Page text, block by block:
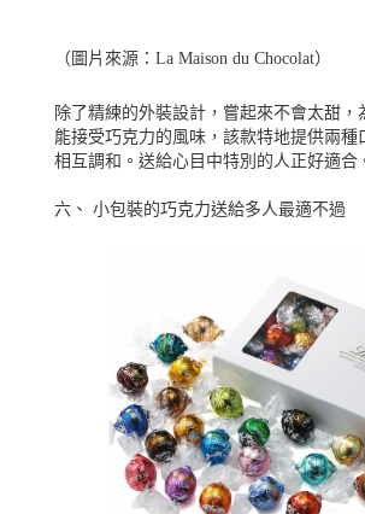
（圖片來源： La Maison du Chocolat）
除了精練的外裝設計，嘗起來不會太甜，
能接受巧克力的風味，該款特地提供兩種
相互調和。送給心目中特別的人正好適合
六、 小包裝的巧克力送給多人最適不過